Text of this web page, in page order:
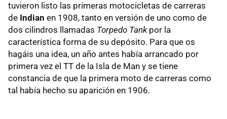
tuvieron listo las primeras motocicletas de carreras
de Indian en 1908, tanto en versión de uno como de
dos cilindros llamadas Torpedo Tankpor la
característica forma de su depósito. Para que os
hagáis una idea, un año antes había arrancado por
primera vez el TT de la Isla de Man y se tiene
constancia de que la primera moto de carreras como
tal había hecho su aparición en 1906.